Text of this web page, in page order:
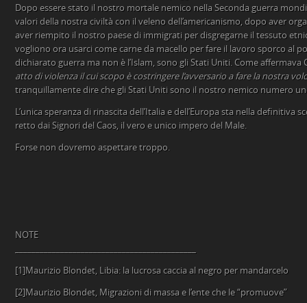
Dopo essere stato il nostro mortale nemico nella Seconda guerra
valori della nostra civiltà con il veleno dell’americanismo, dopo aver
aver riempito il nostro paese di immigrati per disgregarne il tessuto
vogliono ora usarci come carne da macello per fare il lavoro sporco al
dichiarato guerra ma non è l’Islam, sono gli Stati Uniti. Come affermava
atto di violenza il cui scopo è costringere l’avversario a fare la nostra
tranquillamente dire che gli Stati Uniti sono il nostro nemico numero
L’unica speranza di rinascita dell’Italia e dell’Europa sta nella definitiva
retto dai Signori del Caos, il vero e unico impero del Male.
Forse non dovremo aspettare troppo.
NOTE
[1]Maurizio Blondet, Libia: la lucrosa caccia al negro per mandarcelo
[2]Maurizio Blondet, Migrazioni di massa e l’ente che le “promuove”